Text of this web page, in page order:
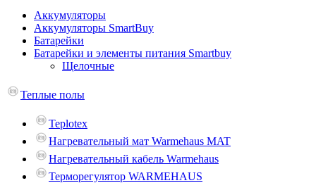
Аккумуляторы
Аккумуляторы SmartBuy
Батарейки
Батарейки и элементы питания Smartbuy
Щелочные
Теплые полы
Teplotex
Нагревательный мат Warmehaus MAT
Нагревательный кабель Warmehaus
Терморегулятор WARMEHAUS